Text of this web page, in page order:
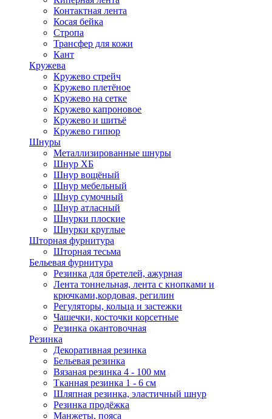
Контактная лента
Косая бейка
Стропа
Трансфер для кожи
Кант
Кружева
Кружево стрейч
Кружево плетёное
Кружево на сетке
Кружево капроновое
Кружево и шитьё
Кружево гипюр
Шнуры
Металлизированные шнуры
Шнур ХБ
Шнур вощёный
Шнур мебельный
Шнур сумочный
Шнур атласный
Шнурки плоские
Шнурки круглые
Шторная фурнитура
Шторная тесьма
Бельевая фурнитура
Резинка для бретелей, ажурная
Лента тоннельная, лента с кнопками и
крючками,кордовая, регилин
Регуляторы, кольца и застежки
Чашечки, косточки корсетные
Резинка окантовочная
Резинка
Декоративная резинка
Бельевая резинка
Вязаная резинка 4 - 100 мм
Тканная резинка 1 - 6 см
Шляпная резинка, эластичный шнур
Резинка продёжка
Манжеты, пояса